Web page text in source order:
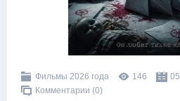
Фильмы 2026 года 146
Комментарии (0)